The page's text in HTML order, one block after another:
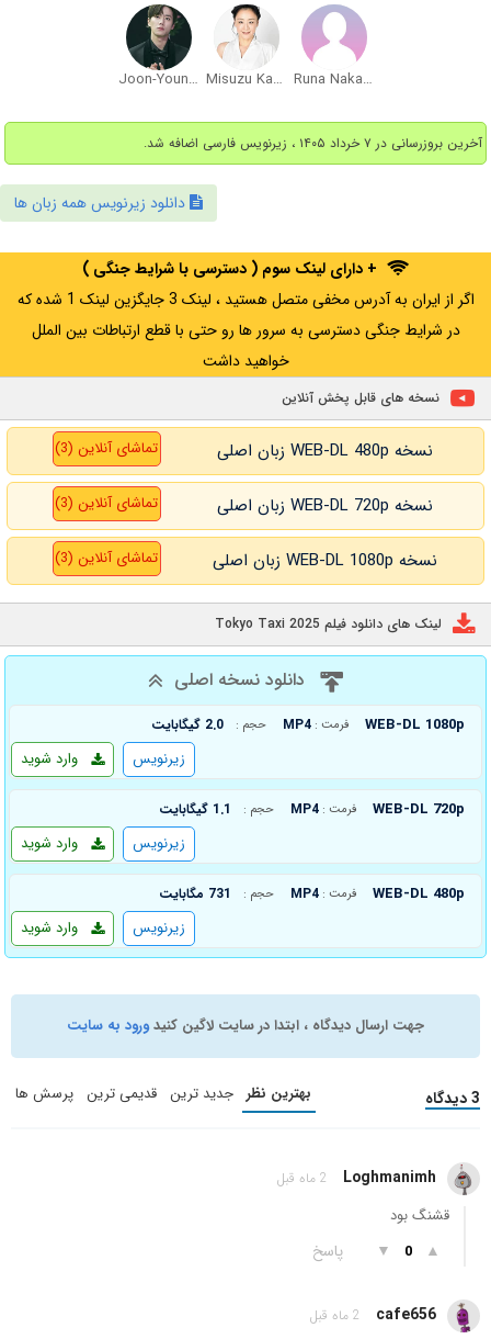
Runa Nakashima
Misuzu Kanno
Joon-Young Lee
آخرین بروزرسانی در ۷ خرداد ۱۴۰۵ ، زیرنویس فارسی اضافه شد.
دانلود زیرنویس همه زبان ها
+ دارای لینک سوم ( دسترسی با شرایط جنگی )
اگر از ایران به آدرس مخفی متصل هستید ، لینک 3 جایگزین لینک 1 شده که
در شرایط جنگی دسترسی به سرور ها رو حتی با قطع ارتباطات بین الملل
خواهید داشت
نسخه های قابل پخش آنلاین
نسخه WEB-DL 480p زبان اصلی تماشای آنلاین (3)
نسخه WEB-DL 720p زبان اصلی تماشای آنلاین (3)
نسخه WEB-DL 1080p زبان اصلی تماشای آنلاین (3)
لینک های دانلود فیلم Tokyo Taxi 2025
دانلود نسخه اصلی
WEB-DL 1080p فرمت : MP4 حجم : 2.0 گیگابایت
وارد شوید زیرنویس
WEB-DL 720p فرمت : MP4 حجم : 1.1 گیگابایت
وارد شوید زیرنویس
WEB-DL 480p فرمت : MP4 حجم : 731 مگابایت
وارد شوید زیرنویس
جهت ارسال دیدگاه ، ابتدا در سایت لاگین کنیدورود به سایت
3 دیدگاه بهترین نظر جدید ترین قدیمی ترین پرسش ها
Loghmanimh 2 ماه قبل
قشنگ بود
▲
0
▼ پاسخ
cafe656 2 ماه قبل